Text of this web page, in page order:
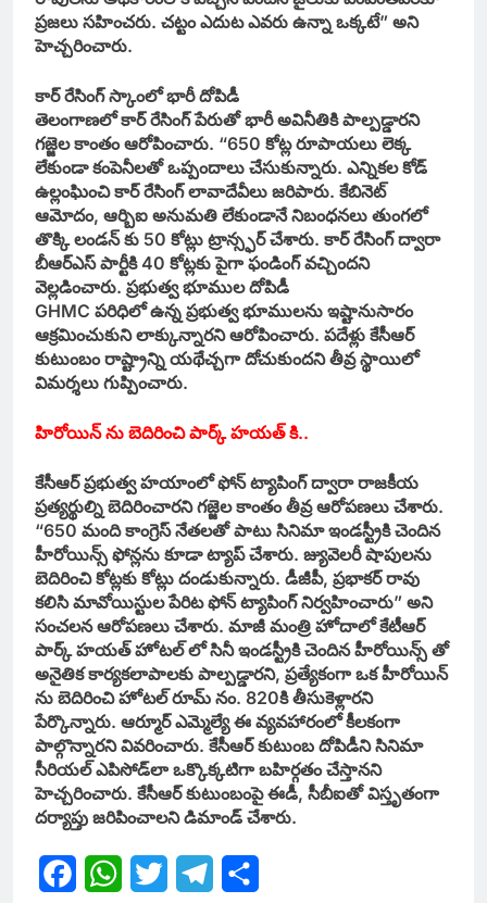
ప్రజలు సహించరు. చట్టం ఎదుట ఎవరు ఉన్నా ఒక్కటే” అని
హెచ్చరించారు.
కార్ రేసింగ్ స్కాంలో భారీ దోపిడీ
తెలంగాణలో కార్ రేసింగ్ పేరుతో భారీ అవినీతికి పాల్పడ్డారని
గజ్జెల కాంతం ఆరోపించారు. “650 కోట్ల రూపాయలు లెక్క
లేకుండా కంపెనీలతో ఒప్పందాలు చేసుకున్నారు. ఎన్నికల కోడ్
ఉల్లంఘించి కార్ రేసింగ్ లావాదేవీలు జరిపారు. కేబినెట్
ఆమోదం, ఆర్బిఐ అనుమతి లేకుండానే నిబంధనలు తుంగలో
తొక్కి లండన్ కు 50 కోట్లు ట్రాన్స్ఫర్ చేశారు. కార్ రేసింగ్ ద్వారా
బీఆర్ఎస్ పార్టీకి 40 కోట్లకు పైగా ఫండింగ్ వచ్చిందని
వెల్లడించారు. ప్రభుత్వ భూముల దోపిడీ
GHMC పరిధిలో ఉన్న ప్రభుత్వ భూములను ఇష్టానుసారం
ఆక్రమించుకుని లాక్కున్నారని ఆరోపించారు. పదేళ్లు కేసీఆర్
కుటుంబం రాష్ట్రాన్ని యథేచ్చగా దోచుకుందని తీవ్ర స్థాయిలో
విమర్శలు గుప్పించారు.
హిరోయిన్ ను బెదిరించి పార్క్ హయత్ కి..
కేసీఆర్ ప్రభుత్వ హయాంలో ఫోన్ ట్యాపింగ్ ద్వారా రాజకీయ
ప్రత్యర్థుల్ని బెదిరించారని గజ్జెల కాంతం తీవ్ర ఆరోపణలు చేశారు.
“650 మంది కాంగ్రెస్ నేతలతో పాటు సినిమా ఇండస్ట్రీకి చెందిన
హీరోయిన్స్ ఫోన్లను కూడా ట్యాప్ చేశారు. జ్యువెలరీ షాపులను
బెదిరించి కోట్లకు కోట్లు దండుకున్నారు. డీజీపీ, ప్రభాకర్ రావు
కలిసి మావోయిస్టుల పేరిట ఫోన్ ట్యాపింగ్ నిర్వహించారు” అని
సంచలన ఆరోపణలు చేశారు. మాజీ మంత్రి హోదాలో కేటీఆర్
పార్క్ హయత్ హోటల్ లో సినీ ఇండస్ట్రీకి చెందిన హీరోయిన్స్ తో
అనైతిక కార్యకలాపాలకు పాల్పడ్డారని, ప్రత్యేకంగా ఒక హీరోయిన్
ను బెదిరించి హోటల్ రూమ్ నం. 820కి తీసుకెళ్లారని
పేర్కొన్నారు. ఆర్మూర్ ఎమ్మెల్యే ఈ వ్యవహారంలో కీలకంగా
పాల్గొన్నారని వివరించారు. కేసీఆర్ కుటుంబ దోపిడీని సినిమా
సీరియల్ ఎపిసోడ్‌లా ఒక్కొక్కటిగా బహిర్గతం చేస్తానని
హెచ్చరించారు. కేసీఆర్ కుటుంబంపై ఈడీ, సీబీఐతో విస్తృతంగా
దర్యాప్తు జరిపించాలని డిమాండ్ చేశారు.
FacebookWhatsApp
Twitter Telegram